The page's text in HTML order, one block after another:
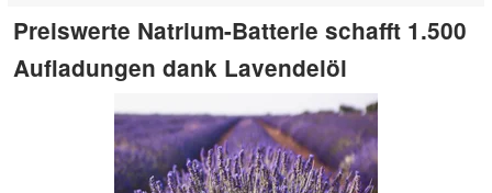
Preiswerte Natrium-Batterie schafft 1.500
Aufladungen dank Lavendelöl